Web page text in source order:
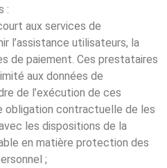
:
aux services de
l’assistance utilisateurs, la
de paiement. Ces prestataires
aux données de
de l’exécution de ces
obligation contractuelle de les
les dispositions de la
en matière protection des
;